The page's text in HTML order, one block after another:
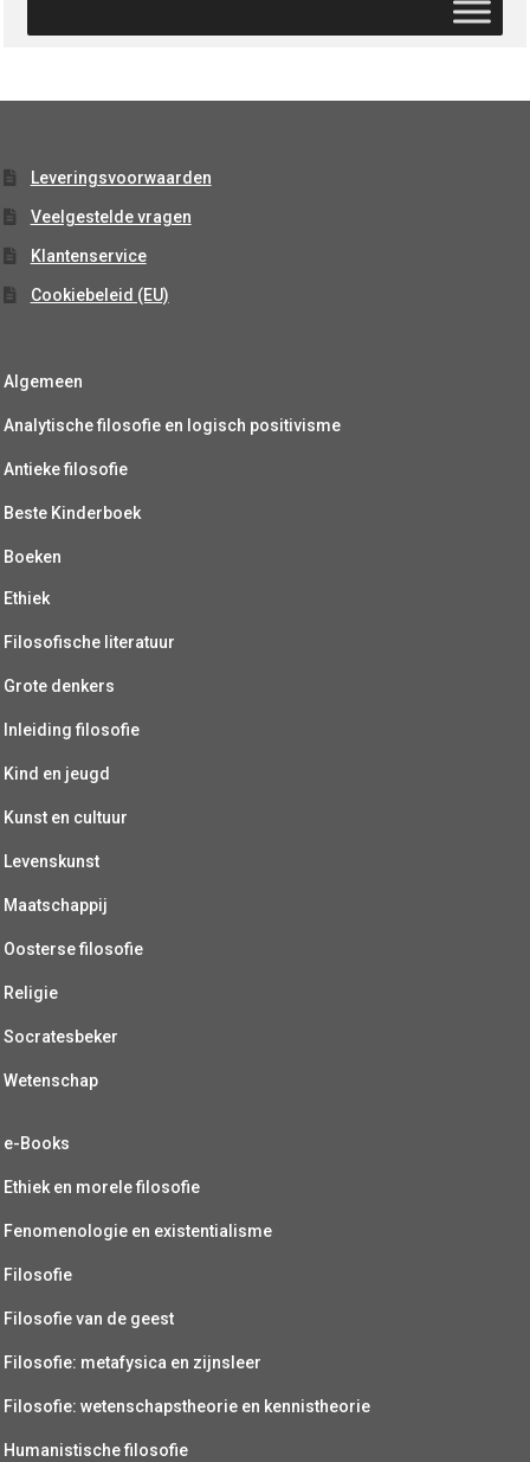
Leveringsvoorwaarden
Veelgestelde vragen
Klantenservice
Cookiebeleid (EU)
Algemeen
Analytische filosofie en logisch positivisme
Antieke filosofie
Beste Kinderboek
Boeken
Ethiek
Filosofische literatuur
Grote denkers
Inleiding filosofie
Kind en jeugd
Kunst en cultuur
Levenskunst
Maatschappij
Oosterse filosofie
Religie
Socratesbeker
Wetenschap
e-Books
Ethiek en morele filosofie
Fenomenologie en existentialisme
Filosofie
Filosofie van de geest
Filosofie: metafysica en zijnsleer
Filosofie: wetenschapstheorie en kennistheorie
Humanistische filosofie